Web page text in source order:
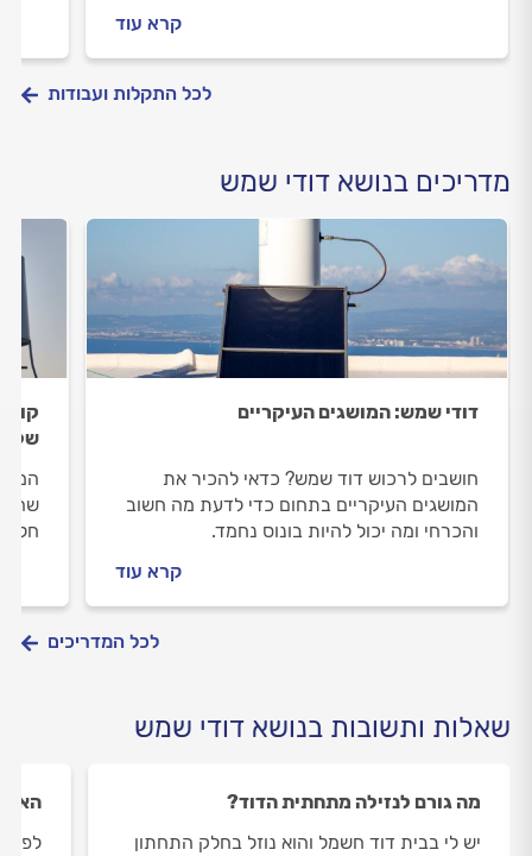
קרא עוד
לכל התקלות ועבודות
מדריכים בנושא דודי שמש
דודי שמש: המושגים העיקריים
חושבים לרכוש דוד שמש? כדאי להכיר את
המושגים העיקריים בתחום כדי לדעת מה חשוב
והכרחי ומה יכול להיות בונוס נחמד.
קרא עוד
של
לכל המדריכים
שאלות ותשובות בנושא דודי שמש
מה גורם לנזילה מתחתית הדוד?
יש לי בבית דוד חשמל והוא נוזל בחלק התחתון
האם